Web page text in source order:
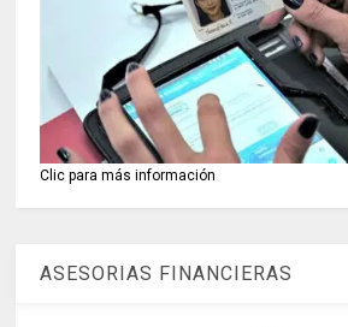
Clic para más información
ASESORIAS FINANCIERAS